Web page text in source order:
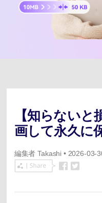
【知らないと
画して永久に
編集者 Takashi • 2026-03-